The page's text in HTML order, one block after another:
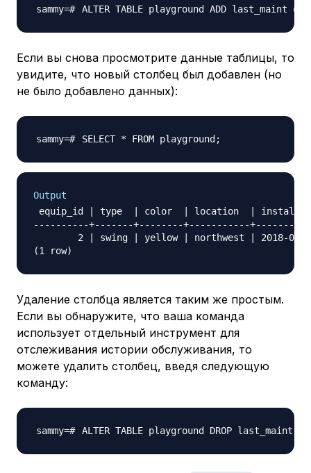
ALTER TABLE playground ADD last_maint
Если вы снова просмотрите данные таблицы, то
увидите, что новый столбец был добавлен (но
не было добавлено данных):
SELECT * FROM playground ;
Output
equip_id | type  | color  | location  |
----------+-------+--------+-----------
2 | swing | yellow | northwest | 2018-08-
Удаление столбца является таким же простым.
Если вы обнаружите, что ваша команда
использует отдельный инструмент для
отслеживания истории обслуживания, то
можете удалить столбец, введя следующую
команду:
ALTER TABLE playground DROP last_maint